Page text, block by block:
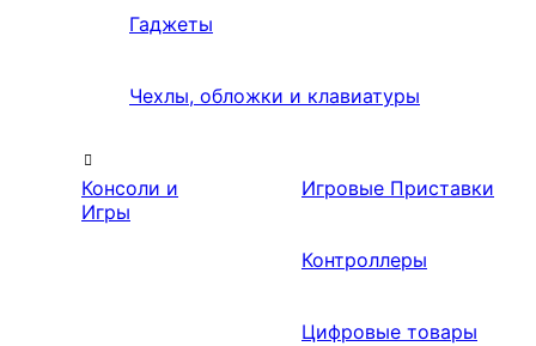
Гаджеты
Чехлы, обложки и клавиатуры
Консоли и
Игры
Игровые Приставки
Контроллеры
Цифровые товары